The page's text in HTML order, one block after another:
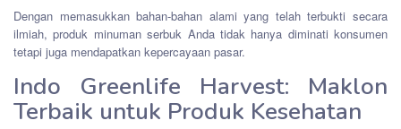
Dengan memasukkan bahan-bahan alami yang telah terbukti secara
ilmiah, produk minuman serbuk Anda tidak hanya diminati konsumen
tetapi juga mendapatkan kepercayaan pasar.
Indo Greenlife Harvest: Maklon
Terbaik untuk Produk Kesehatan